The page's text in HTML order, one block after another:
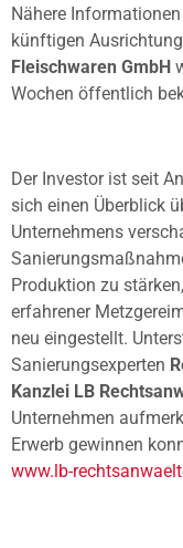
Nähere
künftigen
Fleischwaren GmbH
Wochen öffentlich
Der Investor ist seit
sich einen Überblick
Unternehmens
Produktion zu
erfahrener
neu eingestellt.
Sanierungsexperten
Kanzlei LB
Unternehmen
Erwerb gewinnen
www.lb-